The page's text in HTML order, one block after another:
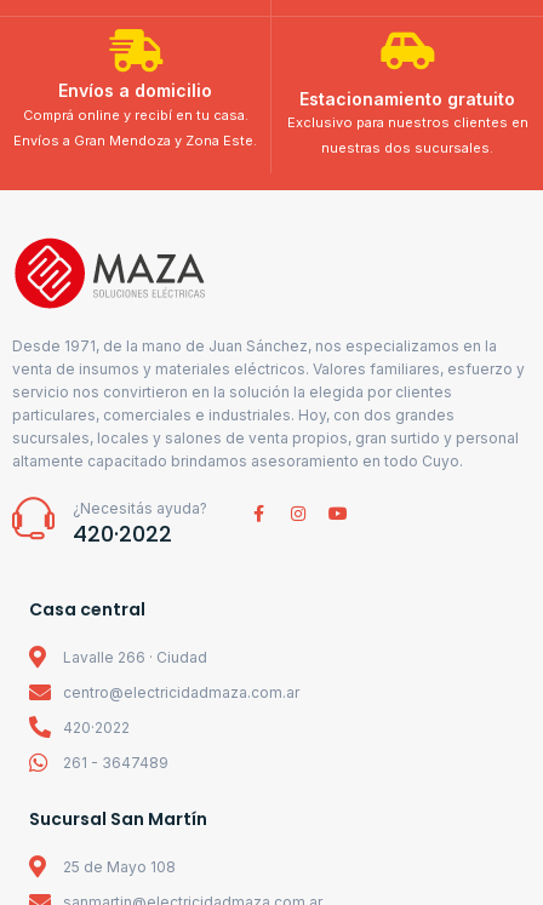
Envíos a domicilio
Comprá online y recibí en tu casa.
Envíos a Gran Mendoza y Zona Este.
Estacionamiento gratuito
Exclusivo para nuestros clientes en
nuestras dos sucursales.
Desde 1971, de la mano de Juan Sánchez, nos especializamos en la
venta de insumos y materiales eléctricos. Valores familiares, esfuerzo y
servicio nos convirtieron en la solución la elegida por clientes
particulares, comerciales e industriales. Hoy, con dos grandes
sucursales, locales y salones de venta propios, gran surtido y personal
altamente capacitado brindamos asesoramiento en todo Cuyo.
¿Necesitás ayuda?
420·2022
Casa central
Lavalle 266 · Ciudad
centro@electricidadmaza.com.ar
420·2022
261 - 3647489
Sucursal San Martín
25 de Mayo 108